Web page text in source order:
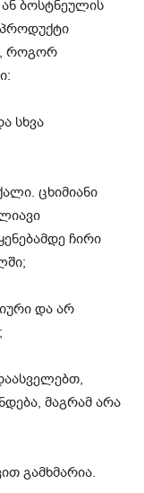
ბოსტნეულის
როგორ
სხვა
ცხიმიანი
ჩირი
და არ
მაგრამ არა
გამხმარია.